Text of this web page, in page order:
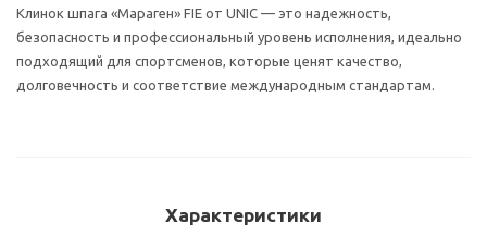
Клинок шпага «Мараген» FIE от UNIC — это надежность,
безопасность и профессиональный уровень исполнения, идеально
подходящий для спортсменов, которые ценят качество,
долговечность и соответствие международным стандартам.
Характеристики